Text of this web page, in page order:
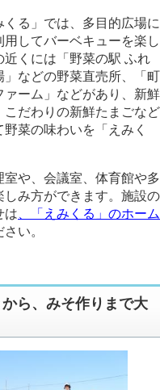
る」では、多目的広場に
してバーベキューを楽し
くには「野菜の駅 ふれ
などの野菜直売所、「町
ーム」などがあり、新鮮
だわりの新鮮たまごなど
菜の味わいを「えみく
や、会議室、体育館や多
しみ方ができます。施設の
は 、「えみくる」のホーム
い。
ら、みそ作りまで大